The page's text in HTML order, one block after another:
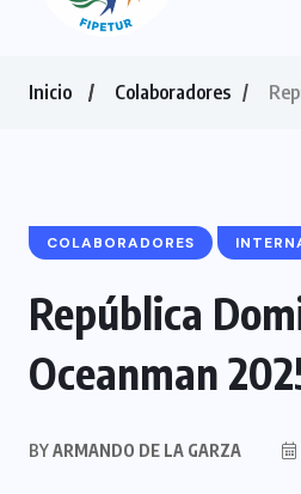
Inicio Colaboradores
COLABORADORES
República
Oceanman
BYARMANDO DE LA GARZA